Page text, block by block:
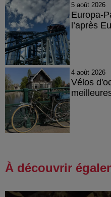
5 août 2026
Europa-
l’après
4 août 2026
Vélos
À découvrir